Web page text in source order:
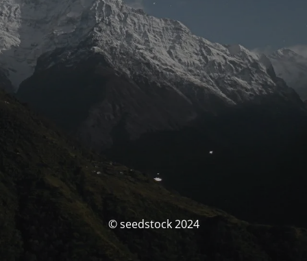
© seedstock 2024